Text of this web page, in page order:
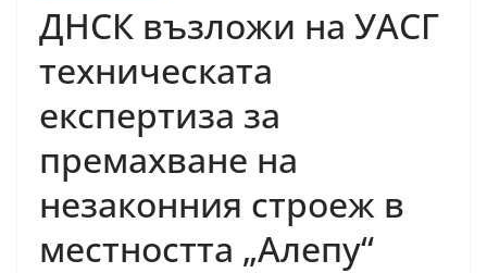
ДНСК възложи на УАСГ
техническата
експертиза за
премахване на
незаконния строеж в
местността „Алепу“